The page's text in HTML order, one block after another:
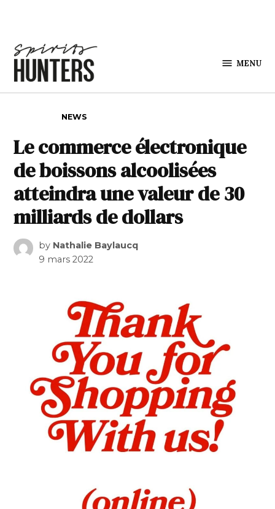
MENU
NEWS
Le commerce électronique
de boissons alcoolisées
atteindra une valeur de 30
milliards de dollars
by Nathalie Baylaucq
9 mars 2022